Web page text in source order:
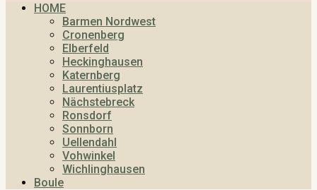
HOME
Barmen Nordwest
Cronenberg
Elberfeld
Heckinghausen
Katernberg
Laurentiusplatz
Nächstebreck
Ronsdorf
Sonnborn
Uellendahl
Vohwinkel
Wichlinghausen
Boule